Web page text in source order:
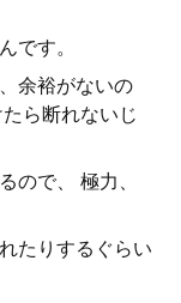
です。
余裕がないの
ら断れないじ
ので、 極力、
たりするぐらい